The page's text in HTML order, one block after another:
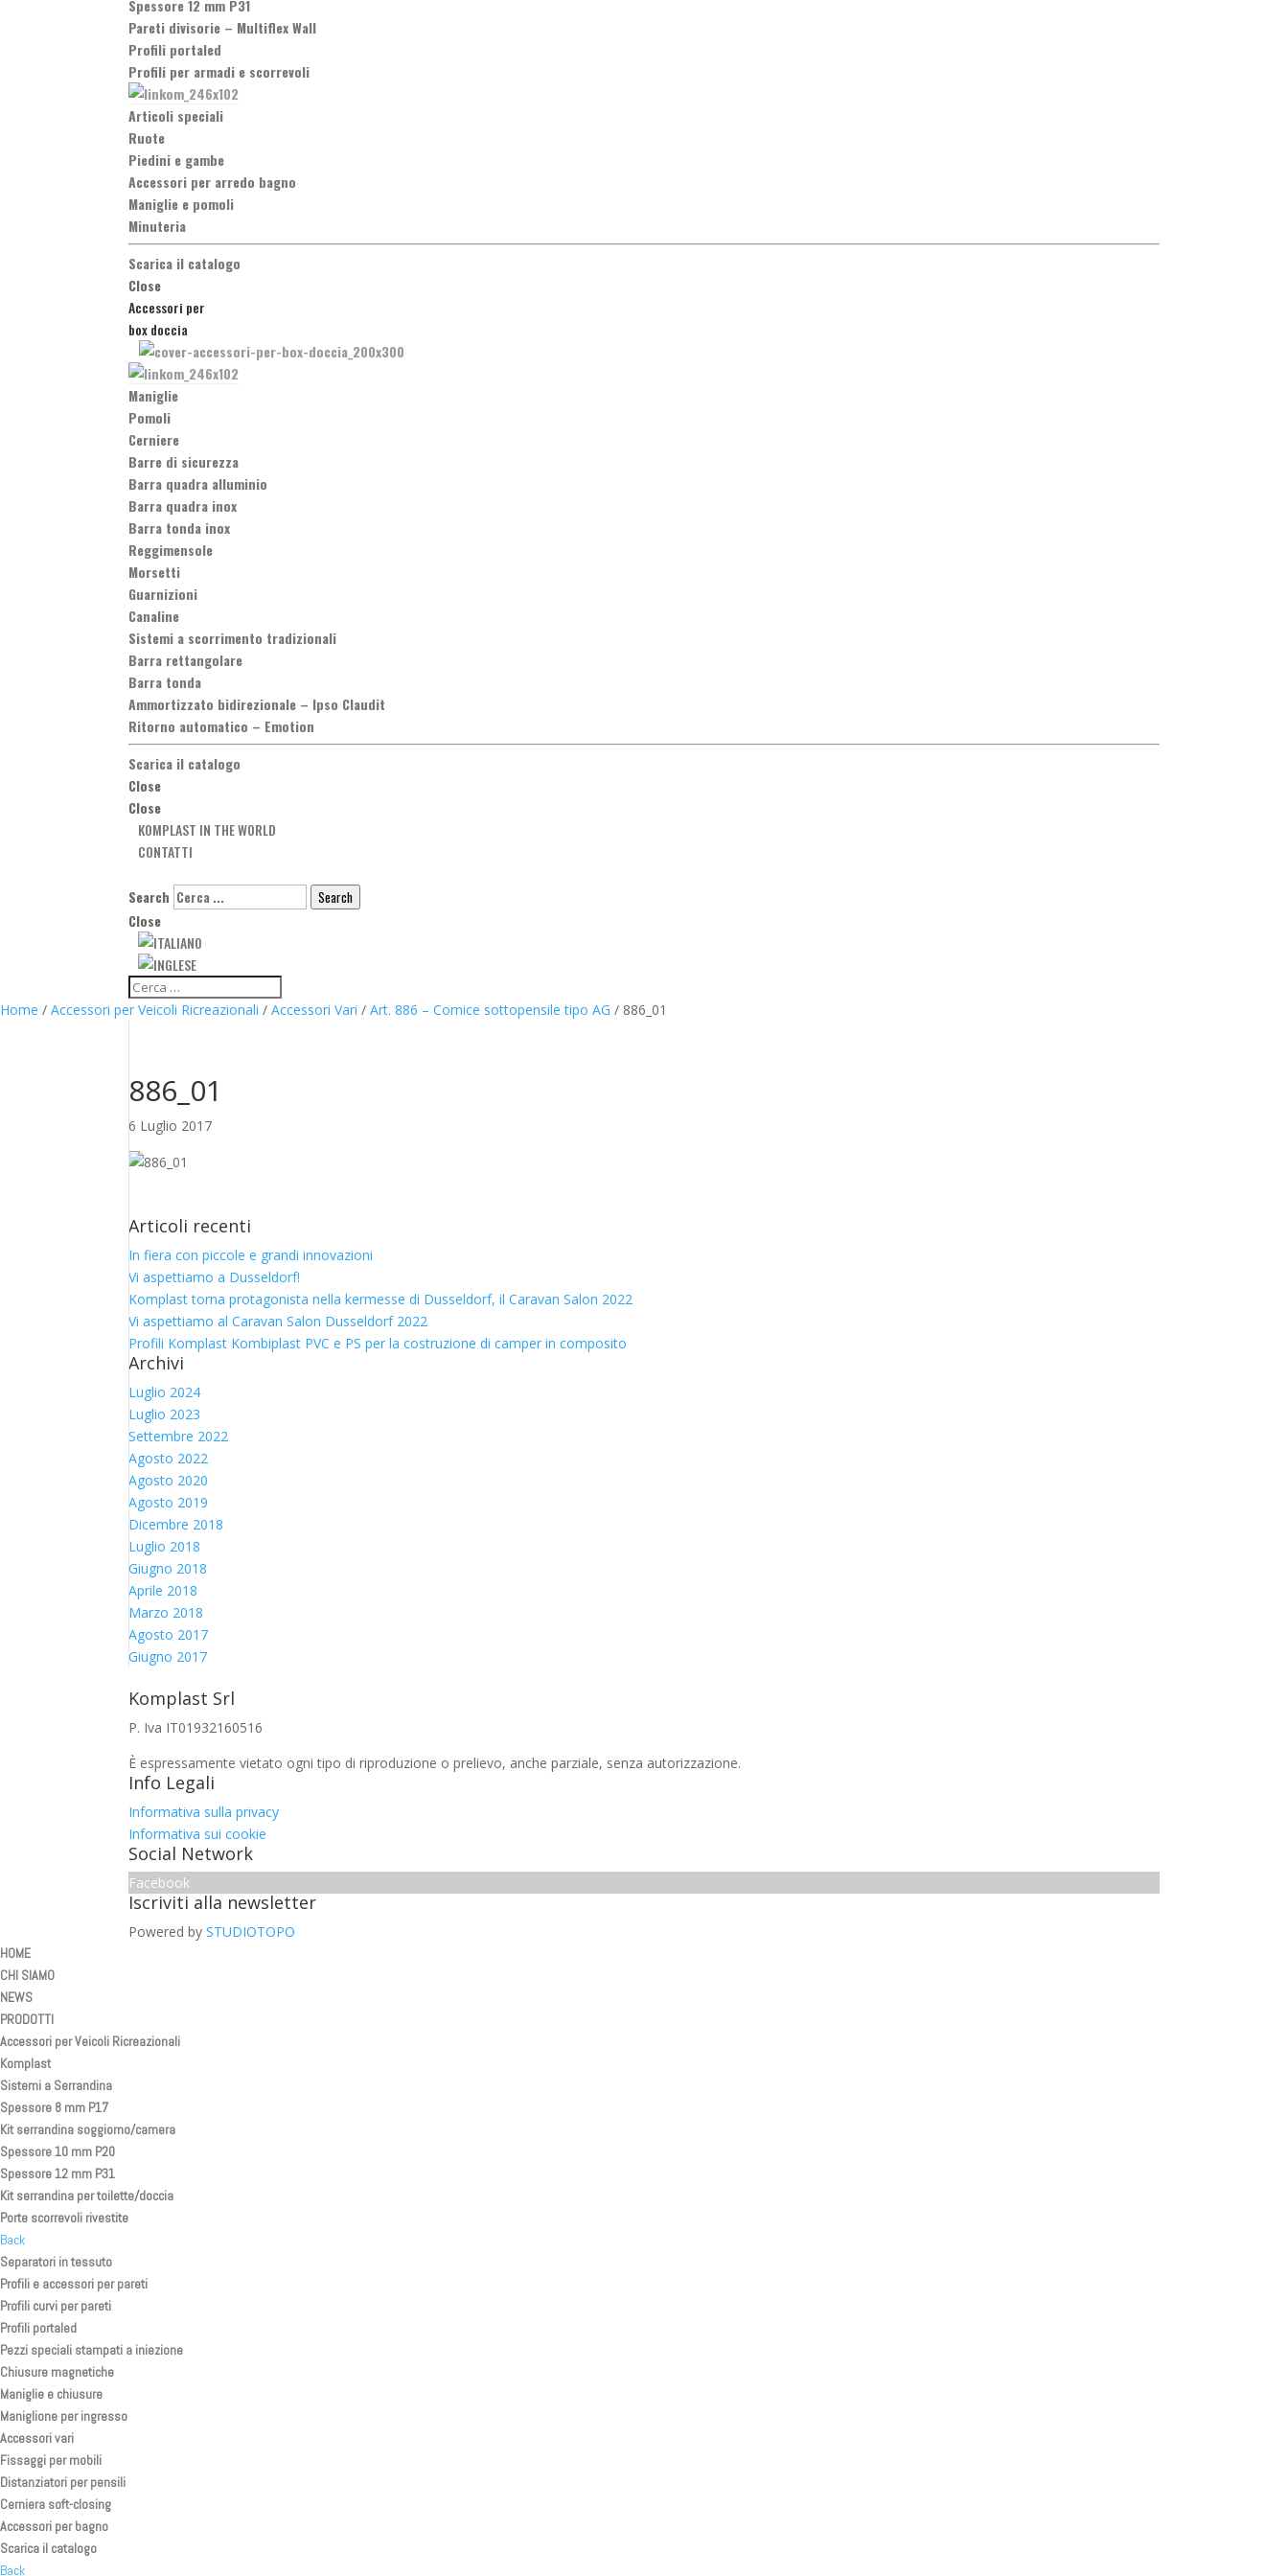
Spessore 12 mm P31
Pareti divisorie – Multiflex Wall
Profili portaled
Profili per armadi e scorrevoli
Articoli speciali
Ruote
Piedini e gambe
Accessori per arredo bagno
Maniglie e pomoli
Minuteria
Scarica il catalogo
Close
Accessori per
box doccia
Maniglie
Pomoli
Cerniere
Barre di sicurezza
Barra quadra alluminio
Barra quadra inox
Barra tonda inox
Reggimensole
Morsetti
Guarnizioni
Canaline
Sistemi a scorrimento tradizionali
Barra rettangolare
Barra tonda
Ammortizzato bidirezionale – Ipso Claudit
Ritorno automatico – Emotion
Scarica il catalogo
Close
Close
KOMPLAST IN THE WORLD
CONTATTI
Search Search
Close
Home / Accessori per Veicoli Ricreazionali / Accessori Vari / Art. 886 – Cornice sottopensile tipo AG / 886_01
886_01
6 Luglio 2017
Articoli recenti
In fiera con piccole e grandi innovazioni
Vi aspettiamo a Dusseldorf!
Komplast torna protagonista nella kermesse di Dusseldorf, il Caravan Salon 2022
Vi aspettiamo al Caravan Salon Dusseldorf 2022
Profili Komplast Kombiplast PVC e PS per la costruzione di camper in composito
Archivi
Luglio 2024
Luglio 2023
Settembre 2022
Agosto 2022
Agosto 2020
Agosto 2019
Dicembre 2018
Luglio 2018
Giugno 2018
Aprile 2018
Marzo 2018
Agosto 2017
Giugno 2017
Komplast Srl
P. Iva IT01932160516
È espressamente vietato ogni tipo di riproduzione o prelievo, anche parziale, senza autorizzazione.
Info Legali
Informativa sulla privacy
Informativa sui cookie
Social Network
Facebook
Iscriviti alla newsletter
Powered bySTUDIOTOPO
HOME
CHI SIAMO
NEWS
PRODOTTI
Accessori per Veicoli Ricreazionali
Komplast
Sistemi a Serrandina
Spessore 8 mm P17
Kit serrandina soggiorno/camera
Spessore 10 mm P20
Spessore 12 mm P31
Kit serrandina per toilette/doccia
Porte scorrevoli rivestite
Back
Separatori in tessuto
Profili e accessori per pareti
Profili curvi per pareti
Profili portaled
Pezzi speciali stampati a iniezione
Chiusure magnetiche
Maniglie e chiusure
Maniglione per ingresso
Accessori vari
Fissaggi per mobili
Distanziatori per pensili
Cerniera soft-closing
Accessori per bagno
Scarica il catalogo
Back